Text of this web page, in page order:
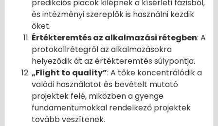
predikciós piacok kilépnek a kísérleti fázisból,
és intézményi szereplők is használni kezdik
őket.
Értékteremtés az alkalmazási rétegben: A
protokollrétegről az alkalmazásokra
helyeződik át az értékteremtés súlypontja.
„Flight to quality”: A tőke koncentrálódik a
valódi használatot és bevételt mutató
projektek felé, miközben a gyenge
fundamentumokkal rendelkező projektek
tovább veszítenek.